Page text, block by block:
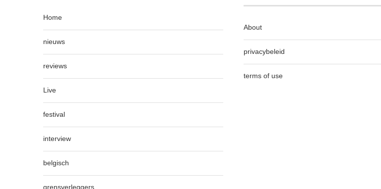
Home
nieuws
reviews
Live
festival
interview
belgisch
grensverleggers
About
privacybeleid
terms of use